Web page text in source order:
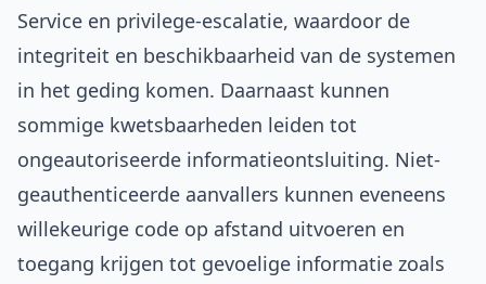
Service en privilege-escalatie, waardoor de
integriteit en beschikbaarheid van de systemen
in het geding komen. Daarnaast kunnen
sommige kwetsbaarheden leiden tot
ongeautoriseerde informatieontsluiting. Niet-
geauthenticeerde aanvallers kunnen eveneens
willekeurige code op afstand uitvoeren en
toegang krijgen tot gevoelige informatie zoals